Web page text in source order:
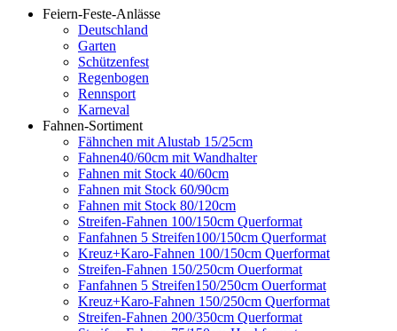
Feiern-Feste-Anlässe
Deutschland
Garten
Schützenfest
Regenbogen
Rennsport
Karneval
Fahnen-Sortiment
Fähnchen mit Alustab 15/25cm
Fahnen40/60cm mit Wandhalter
Fahnen mit Stock 40/60cm
Fahnen mit Stock 60/90cm
Fahnen mit Stock 80/120cm
Streifen-Fahnen 100/150cm Querformat
Fanfahnen 5 Streifen100/150cm Querformat
Kreuz+Karo-Fahnen 100/150cm Querformat
Streifen-Fahnen 150/250cm Ouerformat
Fanfahnen 5 Streifen150/250cm Ouerformat
Kreuz+Karo-Fahnen 150/250cm Querformat
Streifen-Fahnen 200/350cm Querformat